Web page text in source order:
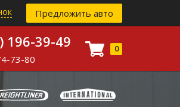
Предложить авто
196-39-49
73-80
0